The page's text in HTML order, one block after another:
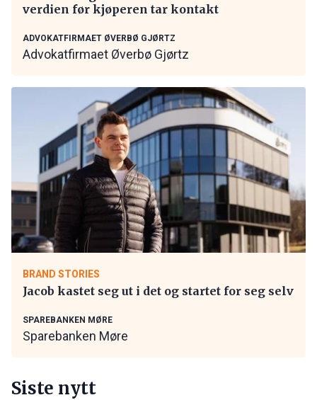
verdien før kjøperen tar kontakt
ADVOKATFIRMAET ØVERBØ GJØRTZ
Advokatfirmaet Øverbø Gjørtz
BRAND STORIES
Jacob kastet seg ut i det og startet for seg selv
SPAREBANKEN MØRE
Sparebanken Møre
Siste nytt